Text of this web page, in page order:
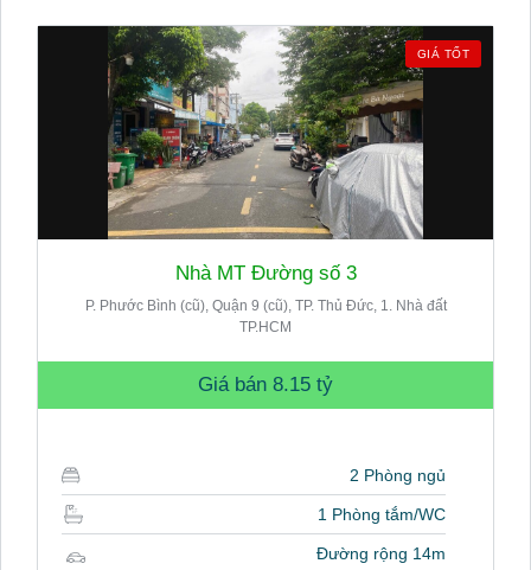
GIÁ TỐT
Nhà MT Đường số 3
P. Phước Bình (cũ), Quận 9 (cũ), TP. Thủ Đức, 1. Nhà đất
TP.HCM
Giá bán 8.15 tỷ
2 Phòng ngủ
1 Phòng tắm/WC
Đường rộng 14m